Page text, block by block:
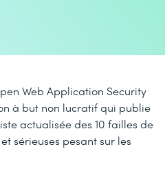
Web Application Security
à but non lucratif qui publie
actualisée des 10 failles de
sérieuses pesant sur les